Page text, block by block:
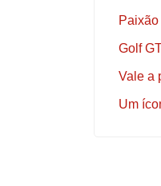
Golf
Vale a
Um